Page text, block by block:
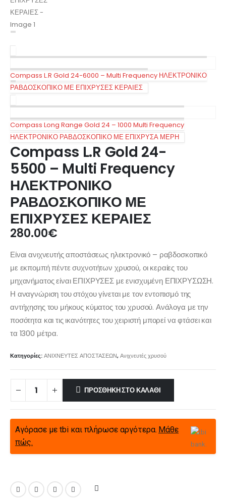
Compass L.R Gold 24-6000 – Multi Frequency ΗΛΕΚΤΡΟΝΙΚΟ
ΡΑΒΔΟΣΚΟΠΙΚΟ ΜΕ ΕΠΙΧΡΥΣΕΣ ΚΕΡΑΙΕΣ
Compass Long Range Gold 24 – 1000 Multi Frequency
ΗΛΕΚΤΡΟΝΙΚΟ ΡΑΒΔΟΣΚΟΠΙΚΟ ΜΕ ΕΠΙΧΡΥΣΑ ΜΕΡΗ
Compass L.R Gold 24-
5500 – Multi Frequency
ΗΛΕΚΤΡΟΝΙΚΟ
ΡΑΒΔΟΣΚΟΠΙΚΟ ΜΕ
ΕΠΙΧΡΥΣΕΣ ΚΕΡΑΙΕΣ
280.00€
Είναι ανιχνευτής αποστάσεως ηλεκτρονικό – ραβδοσκοπικό
με εκπομπή πέντε συχνοτήτων χρυσού, οι κεραίες του
μηχανήματος είναι ΕΠΙΧΡΥΣΕΣ με ενισχυμένη ΕΠΙΧΡΥΣΩΣΗ.
Η αναγνώριση του στόχου γίνεται με τον εντοπισμό της
αντήχησης του μήκους κύματος του χρυσού. Ανάλογα με την
ποσότητα και τις ικανότητες του χειριστή μπορεί να φτάσει και
τα 1300 μέτρα.
Κατηγορίες:ΑΝΙΧΝΕΥΤΕΣ ΑΠΟΣΤΑΣΕΩΝ,Ανιχνευτές χρυσού
ΠΡΟΣΘΉΚΗ ΣΤΟ ΚΑΛΆΘΙ
Αγόρασε με tbi και πλήρωσε αργότερα. Μάθε
πώς.